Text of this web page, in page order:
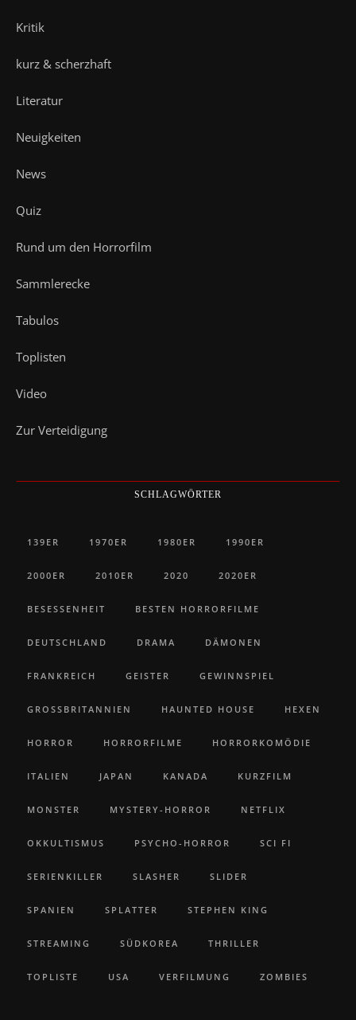
Kritik
kurz & scherzhaft
Literatur
Neuigkeiten
News
Quiz
Rund um den Horrorfilm
Sammlerecke
Tabulos
Toplisten
Video
Zur Verteidigung
SCHLAGWÖRTER
139ER 1970ER 1980ER 1990ER
2000ER 2010ER 2020 2020ER
BESESSENHEIT BESTEN HORRORFILME
DEUTSCHLAND DRAMA DÄMONEN
FRANKREICH GEISTER GEWINNSPIEL
GROSSBRITANNIEN HAUNTED HOUSE HEXEN
HORROR HORRORFILME HORRORKOMÖDIE
ITALIEN JAPAN KANADA KURZFILM
MONSTER MYSTERY-HORROR NETFLIX
OKKULTISMUS PSYCHO-HORROR SCI FI
SERIENKILLER SLASHER SLIDER
SPANIEN SPLATTER STEPHEN KING
STREAMING SÜDKOREA THRILLER
TOPLISTE USA VERFILMUNG ZOMBIES